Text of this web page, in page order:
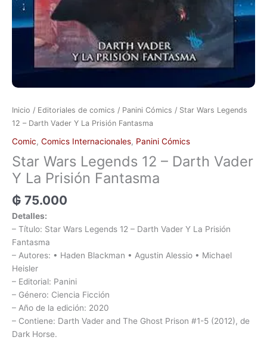
Inicio / Editoriales de comics / Panini Cómics / Star Wars Legends
12 – Darth Vader Y La Prisión Fantasma
Comic, Comics Internacionales, Panini Cómics
Star Wars Legends 12 – Darth Vader
Y La Prisión Fantasma
₲ 75.000
Detalles:
– Título: Star Wars Legends 12 – Darth Vader Y La Prisión
Fantasma
– Autores: • Haden Blackman • Agustin Alessio • Michael
Heisler
– Editorial: Panini
– Género: Ciencia Ficción
– Año de la edición: 2020
– Contiene: Darth Vader and The Ghost Prison #1-5 (2012), de
Dark Horse.